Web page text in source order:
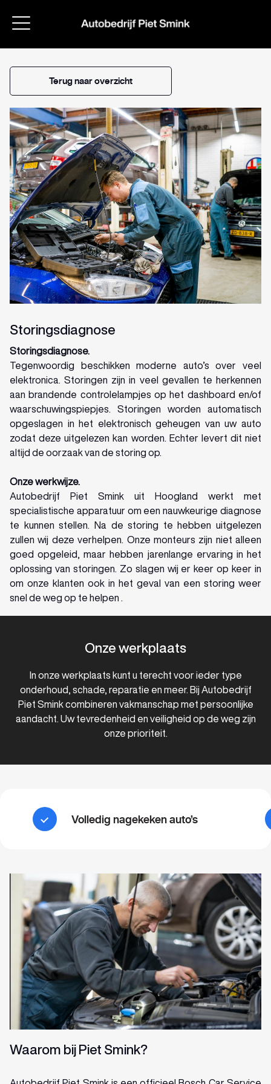
Terug naar overzicht
Storingsdiagnose
Storingsdiagnose.
Tegenwoordig beschikken moderne auto’s over veel
elektronica. Storingen zijn in veel gevallen te herkennen
aan brandende controlelampjes op het dashboard en/of
waarschuwingspiepjes. Storingen worden automatisch
opgeslagen in het elektronisch geheugen van uw auto
zodat deze uitgelezen kan worden. Echter levert dit niet
altijd de oorzaak van de storing op.
Onze werkwijze.
Autobedrijf Piet Smink uit Hoogland werkt met
specialistische apparatuur om een nauwkeurige diagnose
te kunnen stellen. Na de storing te hebben uitgelezen
zullen wij deze verhelpen. Onze monteurs zijn niet alleen
goed opgeleid, maar hebben jarenlange ervaring in het
oplossing van storingen. Zo slagen wij er keer op keer in
om onze klanten ook in het geval van een storing weer
snel de weg op te helpen .
Onze werkplaats
In onze werkplaats kunt u terecht voor ieder type
onderhoud, schade, reparatie en meer. Bij Autobedrijf
Piet Smink combineren vakmanschap met persoonlijke
aandacht. Uw tevredenheid en veiligheid op de weg zijn
onze prioriteit.
Volledig nagekeken auto’s
Waarom bij Piet Smink?